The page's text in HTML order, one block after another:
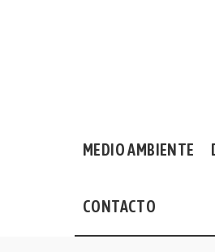
MEDIO AMBIENTE
CONTACTO